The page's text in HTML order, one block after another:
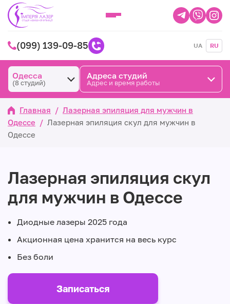
(099) 139-09-85 UA RU
Одесса
(8 студий)
Адреса студий
Адрес и время работы
Главная / Лазерная эпиляция для мужчин в
Одессе
/ Лазерная эпиляция скул для мужчин в
Одессе
Лазерная эпиляция скул
для мужчин в Одессе
Диодные лазеры 2025 года
Акционная цена хранится на весь курс
Без боли
Записаться